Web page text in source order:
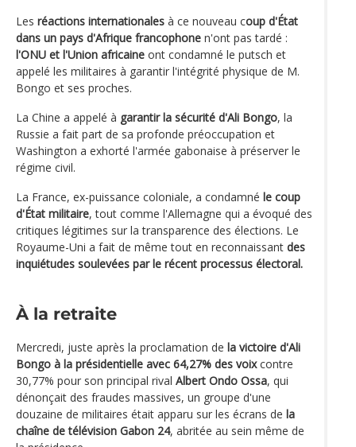
Les réactions internationales à ce nouveau coup d'État
dans un pays d'Afrique francophone n'ont pas tardé :
l'ONU et l'Union africaine ont condamné le putsch et
appelé les militaires à garantir l'intégrité physique de M.
Bongo et ses proches.
La Chine a appelé à garantir la sécurité d'Ali Bongo, la
Russie a fait part de sa profonde préoccupation et
Washington a exhorté l'armée gabonaise à préserver le
régime civil.
La France, ex-puissance coloniale, a condamné le coup
d'État militaire, tout comme l'Allemagne qui a évoqué des
critiques légitimes sur la transparence des élections. Le
Royaume-Uni a fait de même tout en reconnaissant des
inquiétudes soulevées par le récent processus électoral.
À la retraite
Mercredi, juste après la proclamation de la victoire d'Ali
Bongo à la présidentielle avec 64,27% des voixcontre
30,77% pour son principal rival Albert Ondo Ossa, qui
dénonçait des fraudes massives, un groupe d'une
douzaine de militaires était apparu sur les écrans de la
chaîne de télévision Gabon 24, abritée au sein même de